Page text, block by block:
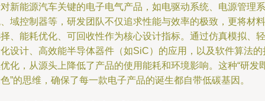
新能源汽车关键的电子电气产品，如电驱动系统、电源管理系
域控制器等，研发团队不仅追求性能与效率的极致，更将材料
、能耗优化、可回收性作为核心设计指标。通过仿真模拟、轻
设计、高效能半导体器件（如SiC）的应用，以及软件算法的
化，从源头上降低了产品的使用能耗和环境影响。这种“研发
”的思维，确保了每一款电子产品的诞生都自带低碳基因。